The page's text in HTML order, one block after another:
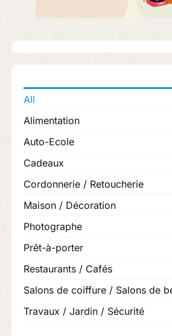
All
Alimentation
Auto-Ecole
Cadeaux
Cordonnerie / Retoucherie
Maison / Décoration
Photographe
Prêt-à-porter
Restaurants / Cafés
Salons de coiffure / Salons de
Travaux / Jardin / Sécurité